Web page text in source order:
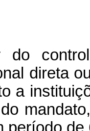
do
direta
a